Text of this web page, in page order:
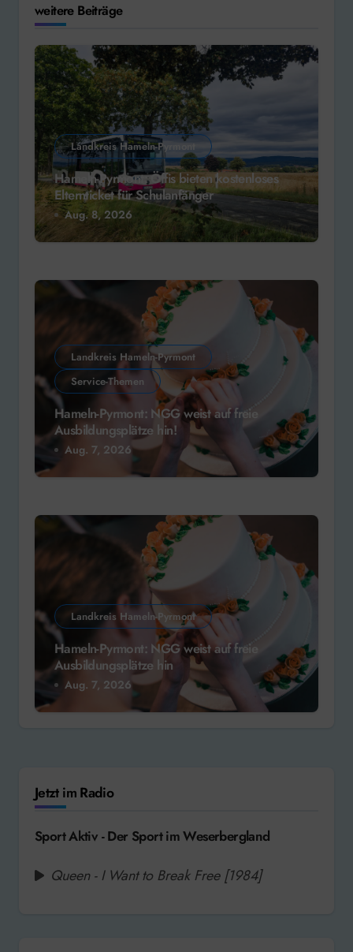
weitere Beiträge
Landkreis Hameln-Pyrmont
Hameln-Pyrmont: Öffis bieten kostenloses
Elternticket für Schulanfänger
Aug. 8, 2026
Landkreis Hameln-Pyrmont
Service-Themen
Hameln-Pyrmont: NGG weist auf freie
Ausbildungsplätze hin!
Aug. 7, 2026
Landkreis Hameln-Pyrmont
Hameln-Pyrmont: NGG weist auf freie
Ausbildungsplätze hin
Aug. 7, 2026
Jetzt im Radio
Sport Aktiv - Der Sport im Weserbergland
Queen - I Want to Break Free [1984]